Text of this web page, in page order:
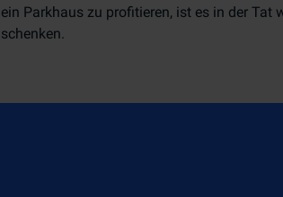
ein Parkhaus zu profitieren, ist es in der
schenken.